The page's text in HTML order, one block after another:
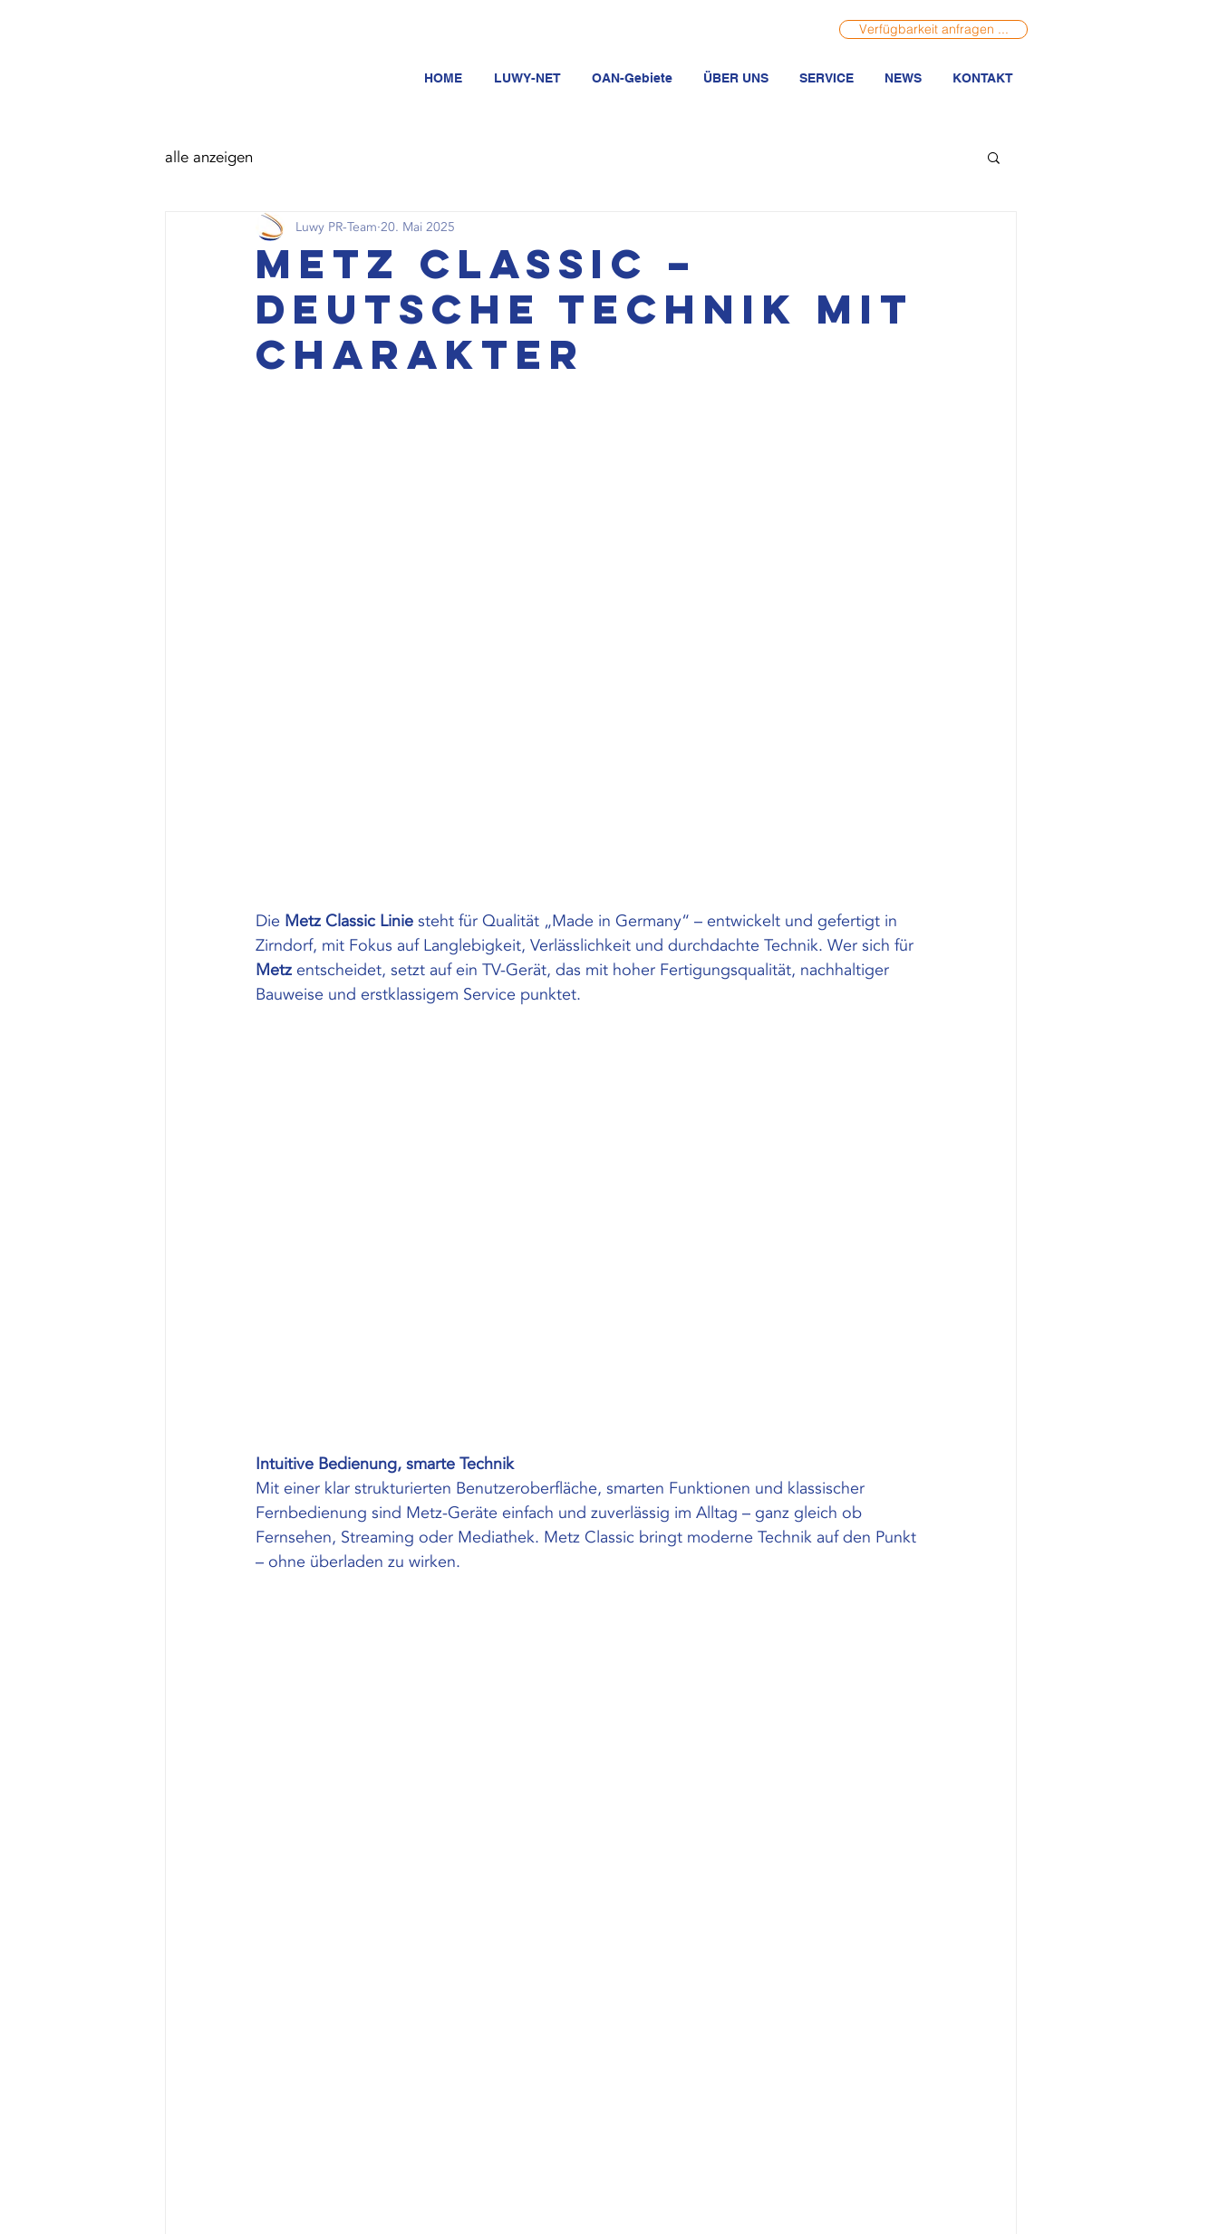
Verfügbarkeit anfragen ...
HOME LUWY-NET OAN-Gebiete ÜBER UNS SERVICE NEWS KONTAKT
alle anzeigen
Metz Classic –
deutsche Technik mit
Charakter
Luwy PR-Team 20. Mai 2025
Die Metz Classic Linie steht für Qualität „Made in Germany“ – entwickelt und gefertigt in
Zirndorf, mit Fokus auf Langlebigkeit, Verlässlichkeit und durchdachte Technik. Wer sich für
Metz entscheidet, setzt auf ein TV-Gerät, das mit hoher Fertigungsqualität, nachhaltiger
Bauweise und erstklassigem Service punktet.
Intuitive Bedienung, smarte Technik
Mit einer klar strukturierten Benutzeroberfläche, smarten Funktionen und klassischer
Fernbedienung sind Metz-Geräte einfach und zuverlässig im Alltag – ganz gleich ob
Fernsehen, Streaming oder Mediathek. Metz Classic bringt moderne Technik auf den Punkt
– ohne überladen zu wirken.